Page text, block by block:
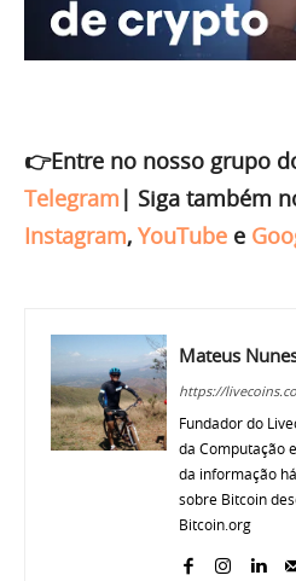
👉Entre no nosso grupo
Telegram | Siga também
Instagram, YouTube e
Mateus
https://
Fundador do
da Computação
da informação
sobre Bitcoin
Bitcoin.org